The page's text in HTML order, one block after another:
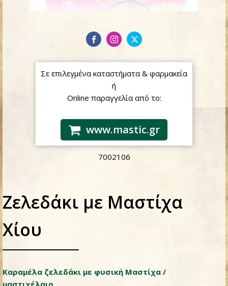
Σε επιλεγμένα καταστήματα & φαρμακεία
ή
Online παραγγελία από το:
www.mastic.gr
7002106
Ζελεδάκι με Μαστίχα
Χίου
Καραμέλα ζελεδάκι με φυσική Μαστίχα /